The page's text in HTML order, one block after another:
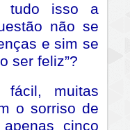
tudo isso a
não se
e sim se
ser feliz”?
muitas
o sorriso de
cinco